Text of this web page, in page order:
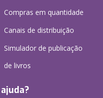
Compras em quantidade
Canais de distribuição
Simulador de publicação
de livros